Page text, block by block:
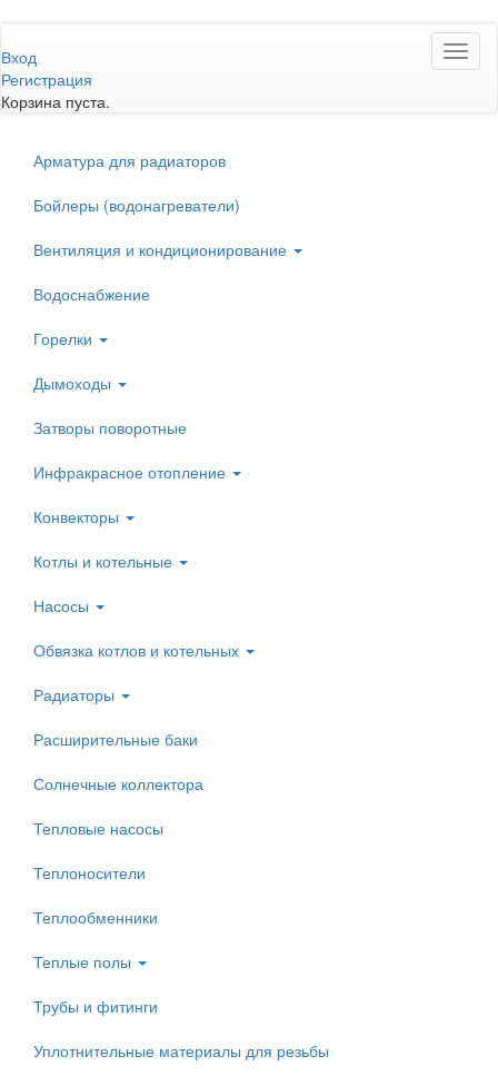
к
основному
содержанию
Вход
Регистрация
Корзина пуста.
Арматура для радиаторов
Бойлеры (водонагреватели)
Вентиляция и кондиционирование
Водоснабжение
Горелки
Дымоходы
Затворы поворотные
Инфракрасное отопление
Конвекторы
Котлы и котельные
Насосы
Обвязка котлов и котельных
Радиаторы
Расширительные баки
Солнечные коллектора
Тепловые насосы
Теплоносители
Теплообменники
Теплые полы
Трубы и фитинги
Уплотнительные материалы для резьбы